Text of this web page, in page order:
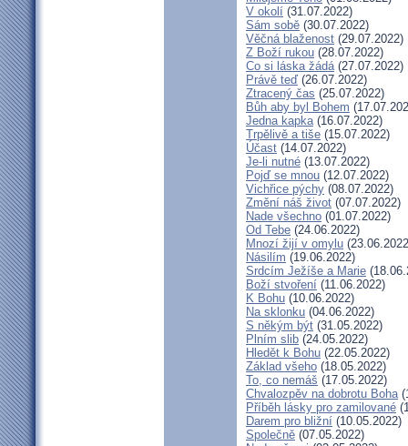
V okolí (31.07.2022)
Sám sobě (30.07.2022)
Věčná blaženost (29.07.2022)
Z Boží rukou (28.07.2022)
Co si láska žádá(27.07.2022)
Právě teď (26.07.2022)
Ztracený čas (25.07.2022)
Bůh aby byl Bohem
Jedna kapka(16.07.2022)
Trpělivě a tiše (15.07.2022)
Účast (14.07.2022)
Je-li nutné (13.07.2022)
Pojď se mnou (12.07.2022)
Vichřice pýchy (08.07.2022)
Změní náš život (07.07.2022)
Nade všechno (01.07.2022)
Od Tebe (24.06.2022)
Mnozí žijí v omylu
Násilím (19.06.2022)
Srdcím Ježíše a Marie
Boží stvoření (11.06.2022)
K Bohu (10.06.2022)
Na sklonku (04.06.2022)
S někým být (31.05.2022)
Plním slib (24.05.2022)
Hledět k Bohu (22.05.2022)
Základ všeho (18.05.2022)
To, co nemáš (17.05.2022)
Chvalozpěv na dobrotu Boha
Příběh lásky pro zamilované
Darem pro bližní (10.05.2022)
Společně (07.05.2022)